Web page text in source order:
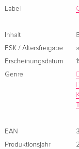
Label
Inhalt
FSK / Altersfreigabe
Erscheinungsdatum
Genre
EAN
Produktionsjahr